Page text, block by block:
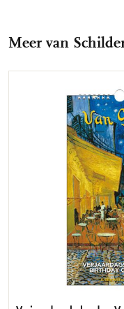
Meer van